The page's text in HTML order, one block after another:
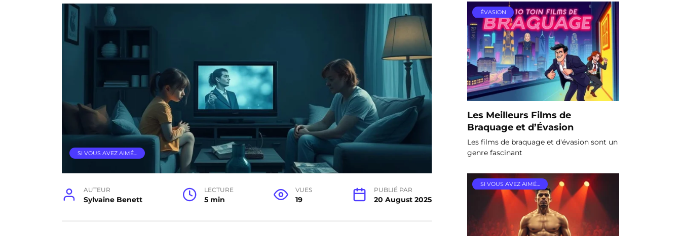
SI VOUS AVEZ AIMÉ…
AUTEUR
Sylvaine Benett
LECTURE
5 min
VUES
19
PUBLIÉ PAR
20 August 2025
ÉVASION
Les Meilleurs Films de
Braquage et d’Évasion
Les films de braquage et d'évasion sont un
genre fascinant
SI VOUS AVEZ AIMÉ…